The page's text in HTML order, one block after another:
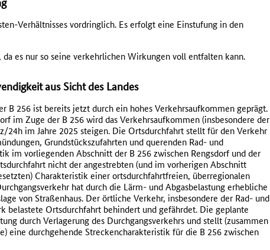
Verhältnisses vordringlich. Es erfolgt eine Einstufung in den
es nur so seine verkehrlichen Wirkungen voll entfalten kann.
aus Sicht des Landes
B 256 ist bereits jetzt durch ein hohes Verkehrsaufkommen geprägt.
im Zuge der B 256 wird das Verkehrsaufkommen (insbesondere der
24h im Jahre 2025 steigen. Die Ortsdurchfahrt stellt für den Verkehr
Grundstückszufahrten und querenden Rad- und
im vorliegenden Abschnitt der B 256 zwischen Rengsdorf und der
nicht der angestrebten (und im vorherigen Abschnitt
Charakteristik einer ortsdurchfahrtfreien, überregionalen
hat durch die Lärm- und Abgasbelastung erhebliche
von Straßenhaus. Der örtliche Verkehr, insbesondere der Rad- und
belastete Ortsdurchfahrt behindert und gefährdet. Die geplante
durch Verlagerung des Durchgangsverkehrs und stellt (zusammen
eine durchgehende Streckencharakteristik für die B 256 zwischen